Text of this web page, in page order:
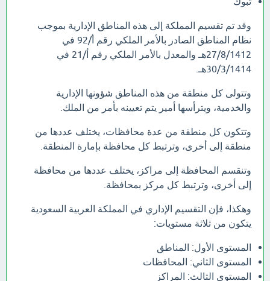
وقد تم تقسيم المملكة إلى هذه المناطق الإدارية بموجب
نظام المناطق الصادر بالأمر الملكي رقم أ/92 في
27/8/1412هـ والمعدل بالأمر الملكي رقم أ/21 في
30/3/1414هـ.
وتتولى كل منطقة من هذه المناطق شؤونها الإدارية
والخدمية، ويترأسها أمير يتم تعيينه بأمر من الملك.
وتتكون كل منطقة من عدة محافظات، يختلف عددها من
منطقة إلى أخرى، وترتبط كل محافظة بإمارة المنطقة.
وتنقسم المحافظة إلى مراكز، يختلف عددها من محافظة
إلى أخرى، وترتبط كل مركز بمحافظة.
وهكذا، فإن التقسيم الإداري في المملكة العربية السعودية
يتكون من ثلاثة مستويات:
المستوى الأول: المناطق
المستوى الثاني: المحافظات
المستوى الثالث: المراكز